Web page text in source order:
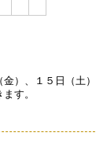
）、１５日（土）
す。